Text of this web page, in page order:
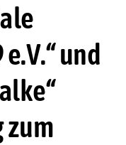
und
zum